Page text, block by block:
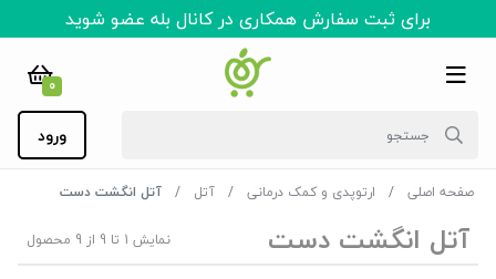
برای ثبت سفارش همکاری در کانال بله عضو شوید
0
ورود
صفحه اصلی ارتوپدی و کمک درمانی آتل آتل انگشت دست
آتل انگشت دست نمایش 1 تا 9 از 9 محصول